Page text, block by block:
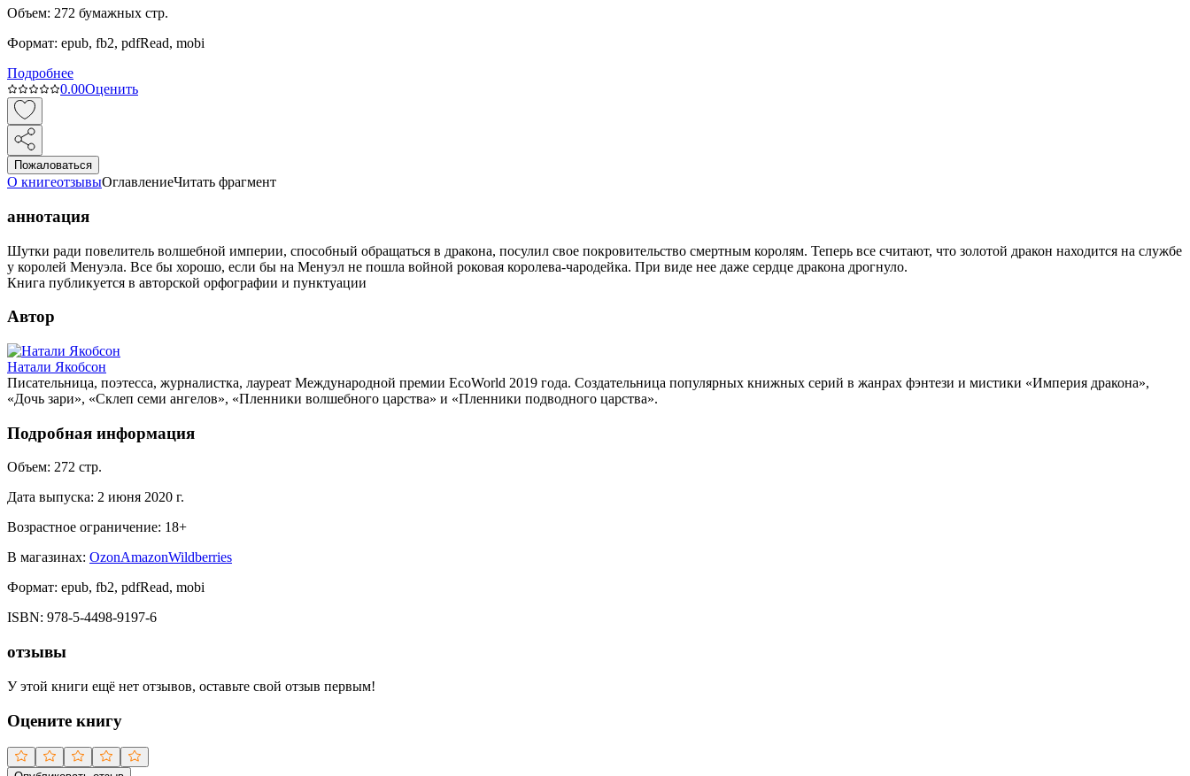
Объем: 272 бумажных стр.
Формат: epub, fb2, pdfRead, mobi
Подробнее
0.00Оценить
Пожаловаться
О книгеотзывыОглавлениеЧитать фрагмент
аннотация
Шутки ради повелитель волшебной империи, способный обращаться в дракона, посулил свое покровительство смертным королям. Теперь все считают, что золотой дракон находится на службе
у королей Менуэла. Все бы хорошо, если бы на Менуэл не пошла войной роковая королева-чародейка. При виде нее даже сердце дракона дрогнуло.
Книга публикуется в авторской орфографии и пунктуации
Автор
Натали Якобсон
Писательница, поэтесса, журналистка, лауреат Международной премии EcoWorld 2019 года. Создательница популярных книжных серий в жанрах фэнтези и мистики «Империя дракона»,
«Дочь зари», «Склеп семи ангелов», «Пленники волшебного царства» и «Пленники подводного царства».
Подробная информация
Объем: 272 стр.
Дата выпуска: 2 июня 2020 г.
Возрастное ограничение: 18+
В магазинах: OzonAmazonWildberries
Формат: epub, fb2, pdfRead, mobi
ISBN: 978-5-4498-9197-6
отзывы
У этой книги ещё нет отзывов, оставьте свой отзыв первым!
Оцените книгу